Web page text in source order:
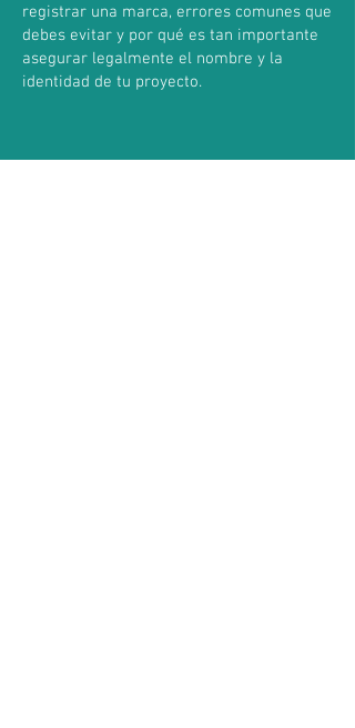
registrar una marca, errores comunes que
debes evitar y por qué es tan importante
asegurar legalmente el nombre y la
identidad de tu proyecto.